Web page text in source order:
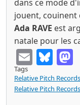
dans ce mode
jouent, couinent
Ada RAVE est
natale pour les
Email
Tags
Relative Pitch Records
Relative Pitch Records